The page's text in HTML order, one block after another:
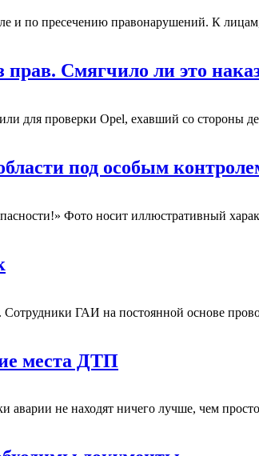
по пресечению правонарушений. К
прав. Смягчило ли это
для проверки Ореl, ехавший со стороны
под особым
Фото носит иллюстративный
ГАИ на постоянной основе
места ДТП
аварии не находят ничего лучше, чем